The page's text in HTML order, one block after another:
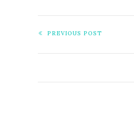
PREVIOUS POST